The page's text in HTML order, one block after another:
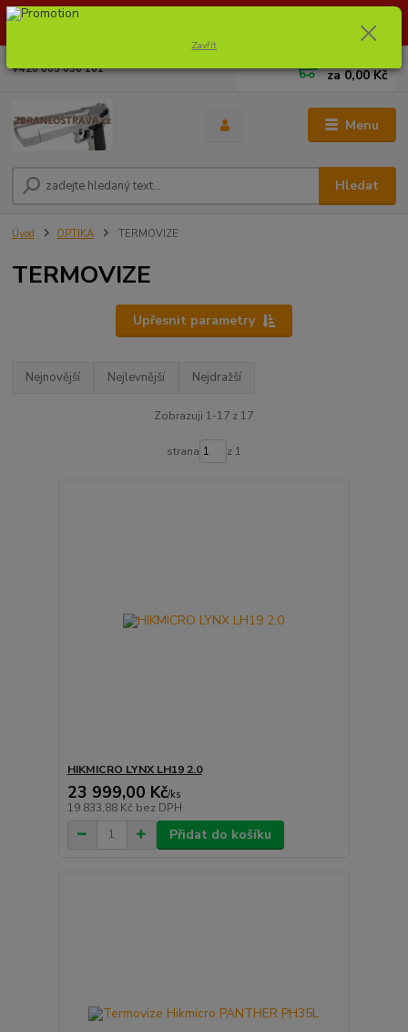
Dostupnost zboží si ověřte na info@zbraneostrava.cz nebo tel.
Menu
Hledat
+420 605 056 161 za0,00 Kč
Úvod OPTIKA TERMOVIZE
TERMOVIZE
Upřesnit parametry
Nejnovější Nejlevnější Nejdražší
Zobrazuji 1-17 z 17
strana z 1
HIKMICRO LYNX LH19 2.0
23 999,00 Kč/ks
19 833,88 Kč bez DPH
Přidat do košíku
Zavřít